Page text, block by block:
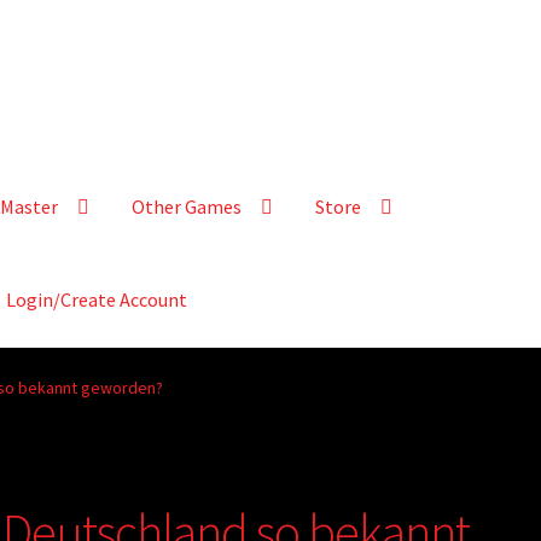
Other Games Store
Login/Create Account
bekannt geworden?